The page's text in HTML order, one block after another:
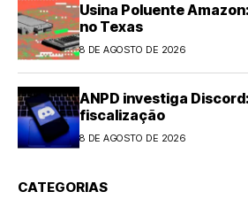
Usina Poluente
no Texas
8 DE AGOSTO DE 2026
ANPD investiga
fiscalização
8 DE AGOSTO DE 2026
CATEGORIAS